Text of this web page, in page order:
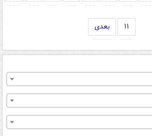
۱۱ بعدی